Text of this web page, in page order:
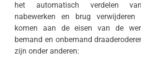
het automatisch verdelen van
nabewerken en brug
komen aan de eisen van de
bemand en onbemand
zijn onder anderen: